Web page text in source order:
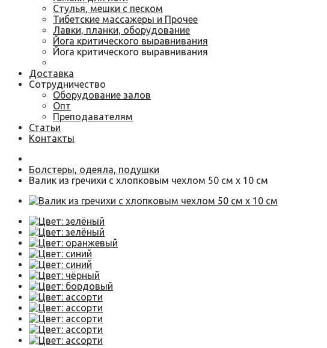
Cтулья, мешки с песком
Тибетские массажеры и Прочее
Лавки, планки, оборудование
Йога критического выравнивания
Йога критического выравнивания
Доставка
Сотрудничество
Оборудование залов
Опт
Преподавателям
Статьи
Контакты
Болстеры, одеяла, подушки
Валик из гречихи с хлопковым чехлом 50 см х 10 см